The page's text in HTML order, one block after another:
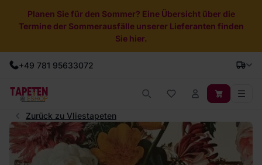
Planen Sie für den Sommer? Eine Übersicht über die
Termine der Sommerausfälle unserer Lieferanten finden
Sie hier.
+49 781 95633072
Zurück zu Vliestapeten